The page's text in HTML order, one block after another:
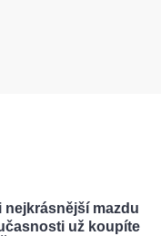
nejkrásnější mazdu
už koupíte